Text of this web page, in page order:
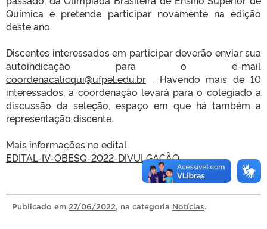
Química e pretende participar novamente na edição
deste ano.
Discentes interessados em participar deverão enviar sua
autoindicação para o e-mail
coordenacalicqui@ufpel.edu.br . Havendo mais de 10
interessados, a coordenação levará para o colegiado a
discussão da seleção, espaço em que há também a
representação discente.
Mais informações no edital.
EDITAL-IV-OBESQ-2022-DIVULGAÇÃO
Publicado em 27/06/2022, na categoria Notícias.